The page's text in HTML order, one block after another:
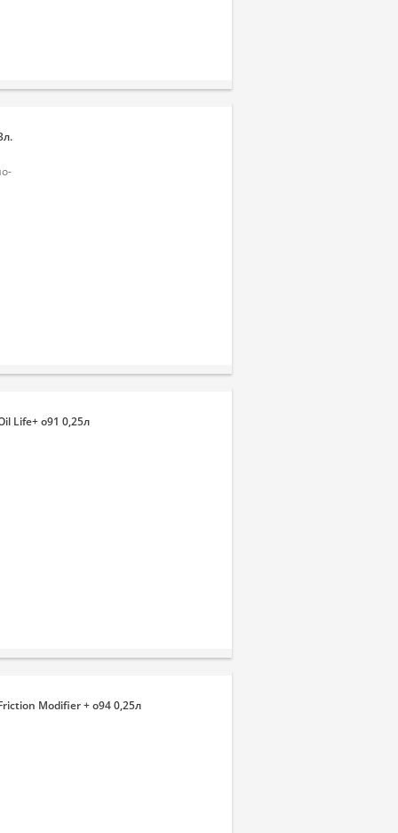
Life+ o91 0,25л
Modifier + o94 0,25л